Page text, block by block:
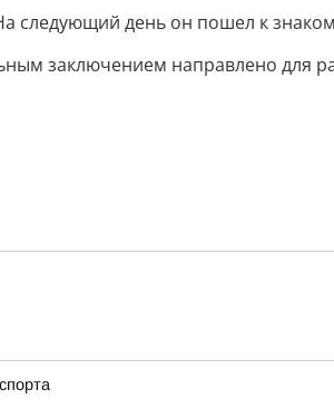
следующий день он пошел к
заключением направлено для